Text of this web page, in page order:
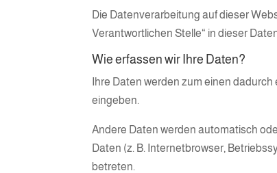
Die Datenverarbeitung auf dieser
Verantwortlichen Stelle“ in dieser
Wie erfassen wir Ihre Daten?
Ihre Daten werden zum einen
eingeben.
Andere Daten werden automatisch
Daten (z. B. Internetbrowser,
betreten.